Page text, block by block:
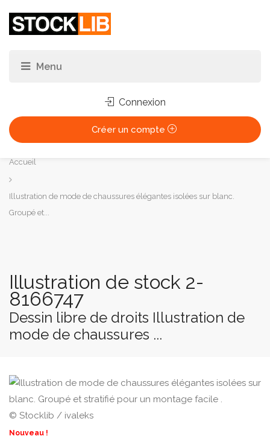
Connexion
Créer un compte
Vous
êtes
ici :
Accueil
Illustration de mode de chaussures élégantes isolées sur blanc.
Groupé et...
Illustration de stock 2-
8166747
Dessin libre de droits Illustration de
mode de chaussures ...
© Stocklib / ivaleks
Nouveau !